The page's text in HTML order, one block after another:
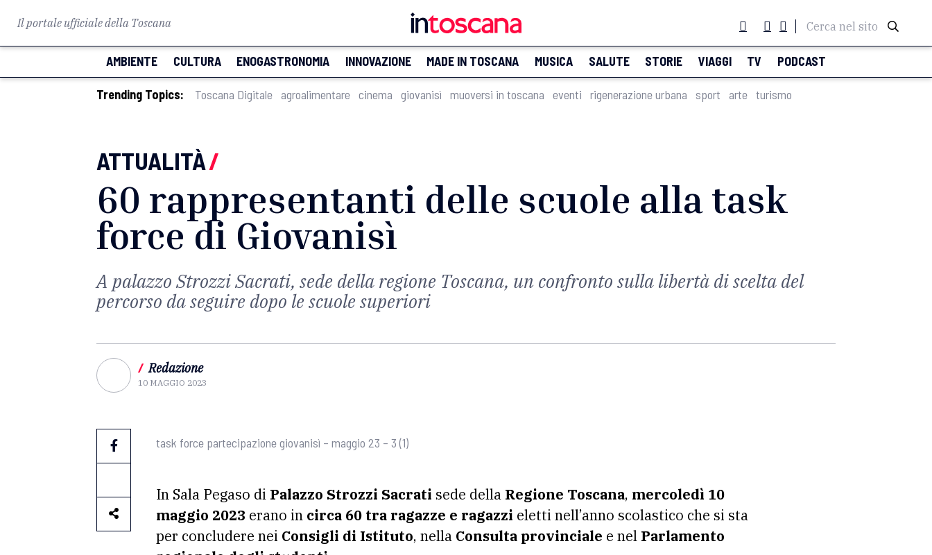
Il portale ufficiale della Toscana Cerca nel sito
AMBIENTE CULTURA ENOGASTRONOMIA INNOVAZIONE MADE IN TOSCANA MUSICA SALUTE STORIE VIAGGI TV PODCAST
Trending Topics: Toscana Digitale agroalimentare cinema giovanisì muoversi in toscana eventi rigenerazione urbana sport arte turismo
ATTUALITÀ/
60 rappresentanti delle scuole alla task
force di Giovanisì
A palazzo Strozzi Sacrati, sede della regione Toscana, un confronto sulla libertà di scelta del
percorso da seguire dopo le scuole superiori
/ Redazione
10 MAGGIO 2023
task force partecipazione giovanisì – maggio 23 – 3 (1)
In Sala Pegaso di Palazzo Strozzi Sacrati sede della Regione Toscana, mercoledì 10
maggio 2023 erano in circa 60 tra ragazze e ragazzi eletti nell’anno scolastico che si sta
per concludere nei Consigli di Istituto, nella Consulta provinciale e nel Parlamento